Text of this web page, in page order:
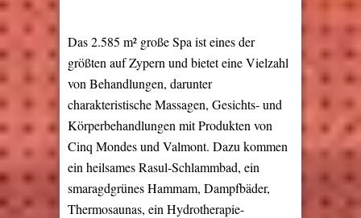
Das 2.585 m² große Spa ist eines der
größten auf Zypern und bietet eine Vielzahl
von Behandlungen, darunter
charakteristische Massagen, Gesichts- und
Körperbehandlungen mit Produkten von
Cinq Mondes und Valmont. Dazu kommen
ein heilsames Rasul-Schlammbad, ein
smaragdgrünes Hammam, Dampfbäder,
Thermosaunas, ein Hydrotherapie-